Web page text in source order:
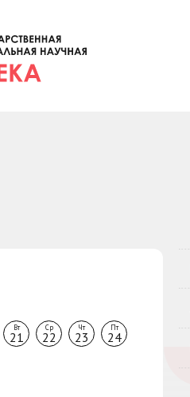
Вт
21
Ср
22
Чт
23
Пт
24